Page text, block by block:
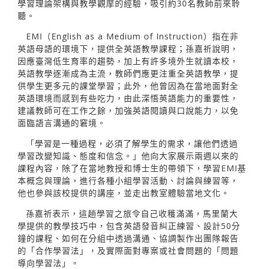
學習理論架構與教學觀摩的經驗，吸引約30名教師前來聆
聽。
EMI（English as a Medium of Instruction）指在非
英語母語的環境下，提供全英語教學課程；孫嘉祈說明，
因應臺灣低生育率的趨勢，加上有許多境外生就讀本校，
英語教學逐漸成為主流，教師們應更注重全英語教學，提
供學生更多元的課堂學習；此外，他曾因為在當地面對全
英語環境而感到有些吃力，由此深悟英語能力的重要性，
建議教師可在工作之餘，加強英語閱讀與口說能力，以免
面臨語言溝通的窘境。
「學習是一種過程，必須了解學生的需求，讓他們透過
學習改變知識、態度和信念。」他向大家展示兩週以來的
課程內容，除了在當地教授和博士生的帶領下，學習EMI基
本概念與理論，進行各種小組學習活動、討論與練習等，
他也參與該校提供的講座，並走出教室體驗當地文化。
孫嘉祈表示，這趟學習之旅令自己收穫滿滿，馬里蘭大
學提供的教學技巧中，包含英語發音糾正練習、設計50分
鐘的課程、如何在分組中透過溝通、協調製作出團隊報告
的「合作學習法」，及實際面對專案或社會問題的「問題
導向學習法」。